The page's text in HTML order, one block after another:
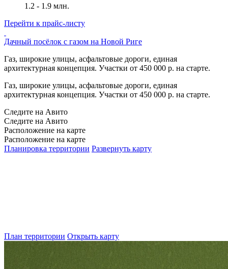
1.2 - 1.9 млн.
Перейти к прайс-листу
Дачный посёлок с газом на Новой Риге
Газ, широкие улицы, асфальтовые дороги, единая
архитектурная концепция. Участки от 450 000 р. на старте.
Газ, широкие улицы, асфальтовые дороги, единая
архитектурная концепция. Участки от 450 000 р. на старте.
Следите на Авито
Следите на Авито
Расположение на карте
Расположение на карте
Планировка территории Развернуть карту
План территории Открыть карту